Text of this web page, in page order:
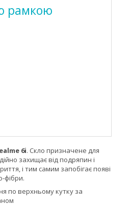
рамкою
6i. Скло призначене для
захищає від подряпин і
і тим самим запобігає появі
фібри.
по верхньому кутку за